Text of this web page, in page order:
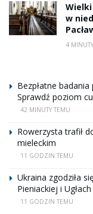
w
4
Bezpłatne
Sprawdź poziom
42 MINUTY TEMU
Rowerzysta trafił
mieleckim
11 GODZIN TEMU
Ukraina zgodziła
Pieniackiej i Ugłach
11 GODZIN TEMU